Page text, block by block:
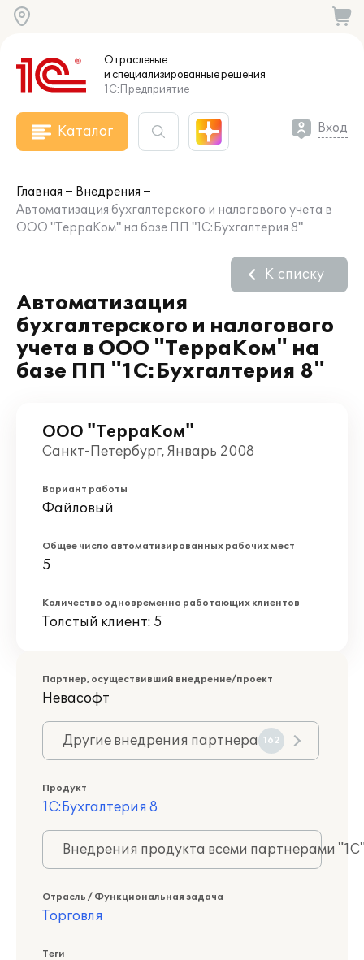
Отраслевые
и специализированныерешения
1С:Предприятие
Каталог Вход
Главная
Внедрения
Автоматизация бухгалтерского и налогового учета в
ООО "ТерраКом" на базе ПП "1С:Бухгалтерия 8"
Автоматизация
бухгалтерского и налогового
учета в ООО "ТерраКом" на
базе ПП "1С:Бухгалтерия 8"
К списку
ООО "ТерраКом"
Санкт-Петербург, Январь 2008
Вариант работы
Файловый
Общее число автоматизированных рабочих мест
5
Количество одновременно работающих клиентов
Толстый клиент: 5
Партнер, осуществивший внедрение/проект
Невасофт
Другие внедрения партнера 162
Продукт
1С:Бухгалтерия 8
Внедрения продукта всеми партнерами
Отрасль / Функциональная задача
Торговля
Теги